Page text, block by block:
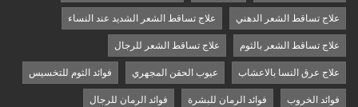
علاج تساقط الشعر الدهني علاج تساقط الشعر الشديد عند النساء
علاج تساقط الشعر بالثوم علاج تساقط الشعر للرجال
علاج عرق النسا بالاعشاب عيوب الحقن المجهري فوائد الثوم للتخسيس
فوائد الخروب فوائد الرمان للبشرة فوائد الرمان للرجال